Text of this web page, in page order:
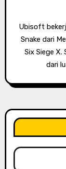
Ubisoft bekerja sama dengan Konami membawa Solid
Snake dari
Six Siege
dari